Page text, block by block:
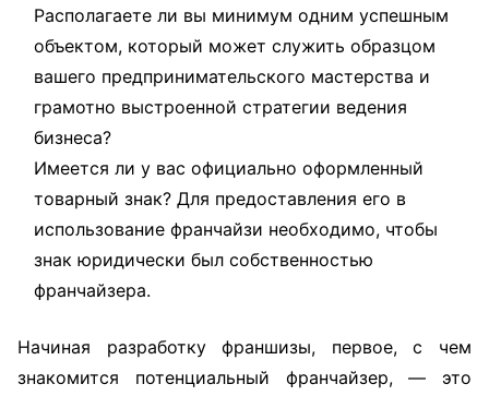
Располагаете ли вы минимум одним успешным
объектом, который может служить образцом
вашего предпринимательского мастерства и
грамотно выстроенной стратегии ведения
бизнеса?
Имеется ли у вас официально оформленный
товарный знак? Для предоставления его в
использование франчайзи необходимо, чтобы
знак юридически был собственностью
франчайзера.
Начиная разработку франшизы, первое, с чем
знакомится потенциальный франчайзер, — это